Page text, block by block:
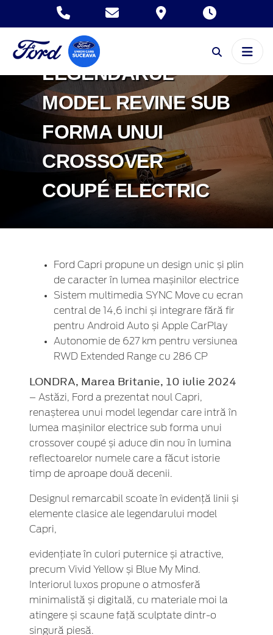
FORD CAPRI –
LEGENDARUL
MODEL REVINE SUB
FORMA UNUI
CROSSOVER
COUPÉ ELECTRIC
Ford Capri propune un design unic și plin
de caracter în lumea mașinilor electrice
Sistem multimedia SYNC Move cu ecran
central de 14,6 inchi și integrare fără fir
pentru Android Auto și Apple CarPlay
Autonomie de 627 km pentru versiunea
RWD Extended Range cu 286 CP
LONDRA, Marea Britanie, 10 iulie 2024
– Astăzi, Ford a prezentat noul Capri,
renașterea unui model legendar care intră în
lumea mașinilor electrice sub forma unui
crossover coupé și aduce din nou în lumina
reflectoarelor numele care a făcut istorie
timp de aproape două decenii.
Designul remarcabil scoate în evidență linii și
elemente clasice ale legendarului model
Capri,
evidențiate în culori puternice și atractive,
precum Vivid Yellow și Blue My Mind.
Interiorul luxos propune o atmosferă
minimalistă și digitală, cu materiale moi la
atingere și scaune față sculptate dintr-o
singură piesă.